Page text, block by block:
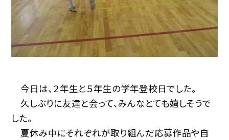
今日は、２年生と５年生の学年登校日でした。
久しぶりに友達と会って、みんなとても嬉しそうで
した。
夏休み中にそれぞれが取り組んだ応募作品や自